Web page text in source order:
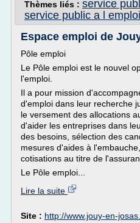
Thèmes liés : service
service public a l emploi
Espace emploi de
Pôle emploi
Le Pôle emploi est le nouvel
l'emploi.
Il a pour mission
d'emploi dans leur recherche
le versement des allocations
d'aider les entreprises dans
des besoins, sélection des
mesures d'aides à
cotisations au titre de
Le Pôle emploi...
Lire la suite
Site : http://www.jouy-en-